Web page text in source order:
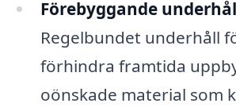
Förebyggande
Regelbundet underhåll
förhindra framtida
oönskade material som